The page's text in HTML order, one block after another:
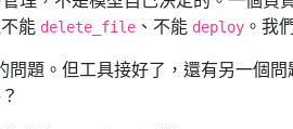
不能 delete_file 、不能 deploy 。我
問題。但工具接好了，還有另一個